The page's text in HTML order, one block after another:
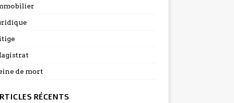
de mort
RÉCENTS